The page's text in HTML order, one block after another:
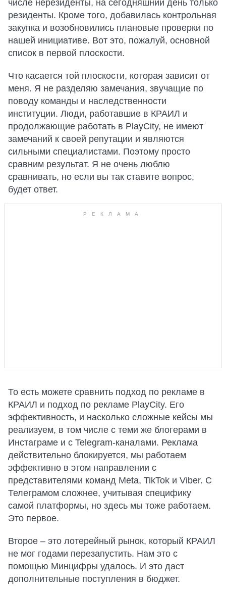
числе нерезиденты, на сегодняшний день только
резиденты. Кроме того, добавилась контрольная
закупка и возобновились плановые проверки по
нашей инициативе. Вот это, пожалуй, основной
список в первой плоскости.
Что касается той плоскости, которая зависит от
меня. Я не разделяю замечания, звучащие по
поводу команды и наследственности
институции. Люди, работавшие в КРАИЛ и
продолжающие работать в PlayCity, не имеют
замечаний к своей репутации и являются
сильными специалистами. Поэтому просто
сравним результат. Я не очень люблю
сравнивать, но если вы так ставите вопрос,
будет ответ.
То есть можете сравнить подход по рекламе в
КРАИЛ и подход по рекламе PlayCity. Его
эффективность, и насколько сложные кейсы мы
реализуем, в том числе с теми же блогерами в
Инстаграме и с Telegram-каналами. Реклама
действительно блокируется, мы работаем
эффективно в этом направлении с
представителями команд Meta, TikTok и Viber. С
Телеграмом сложнее, учитывая специфику
самой платформы, но здесь мы тоже работаем.
Это первое.
Второе – это лотерейный рынок, который КРАИЛ
не мог годами перезапустить. Нам это с
помощью Минцифры удалось. И это даст
дополнительные поступления в бюджет.